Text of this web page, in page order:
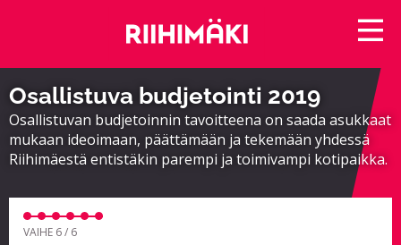
Osallistuva budjetointi 2019
Osallistuvan budjetoinnin tavoitteena on saada asukkaat
mukaan ideoimaan, päättämään ja tekemään yhdessä
Riihimäestä entistäkin parempi ja toimivampi kotipaikka.
VAIHE 6 / 6